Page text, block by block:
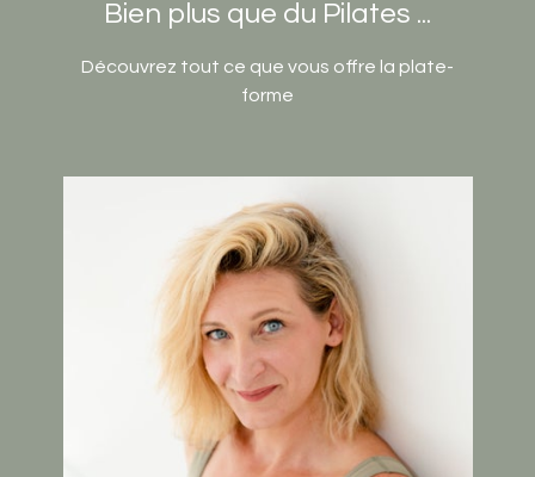
Bien plus que du Pilates ...
Découvrez tout ce que vous offre la plate-
forme